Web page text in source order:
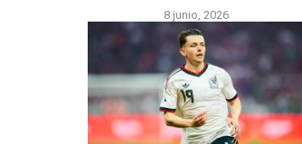
8 junio, 2026